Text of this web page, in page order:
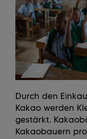
Durch den
Kakao werden
gestärkt.
Kakaobauern